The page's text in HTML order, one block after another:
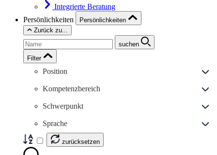
Integrierte Beratung
Persönlichkeiten
Persönlichkeiten
Zurück zu...
suchen
Filter
Position
Kompetenzbereich
Schwerpunkt
Sprache
zurücksetzen